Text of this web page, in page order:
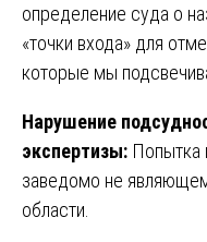
определение суда о
«точки входа» для
которые мы
Нарушение
экспертизы: Попытка
заведомо не
области.